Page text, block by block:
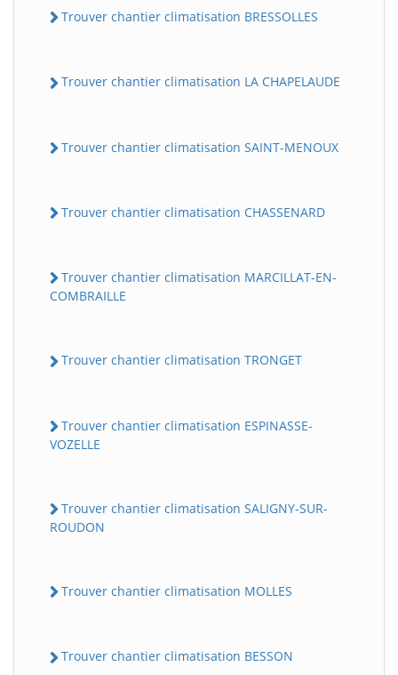
Trouver chantier climatisation BRESSOLLES
Trouver chantier climatisation LA CHAPELAUDE
Trouver chantier climatisation SAINT-MENOUX
Trouver chantier climatisation CHASSENARD
Trouver chantier climatisation MARCILLAT-EN-
COMBRAILLE
Trouver chantier climatisation TRONGET
Trouver chantier climatisation ESPINASSE-
VOZELLE
Trouver chantier climatisation SALIGNY-SUR-
ROUDON
Trouver chantier climatisation MOLLES
Trouver chantier climatisation BESSON